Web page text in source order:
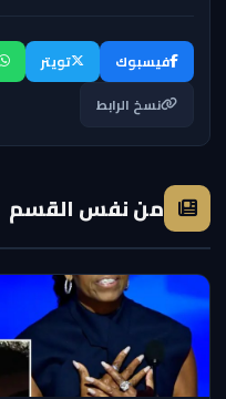
فيسبوك تويتر
نسخ الرابط
من نفس القسم